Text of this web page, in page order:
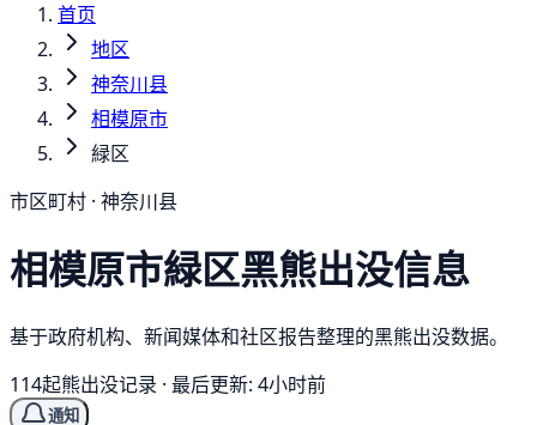
首页
地区
神奈川县
相模原市
緑区
市区町村 · 神奈川县
相模原市緑区黑熊出没信息
基于政府机构、新闻媒体和社区报告整理的黑熊出没数据。
114起熊出没记录 · 最后更新: 4小时前
通知